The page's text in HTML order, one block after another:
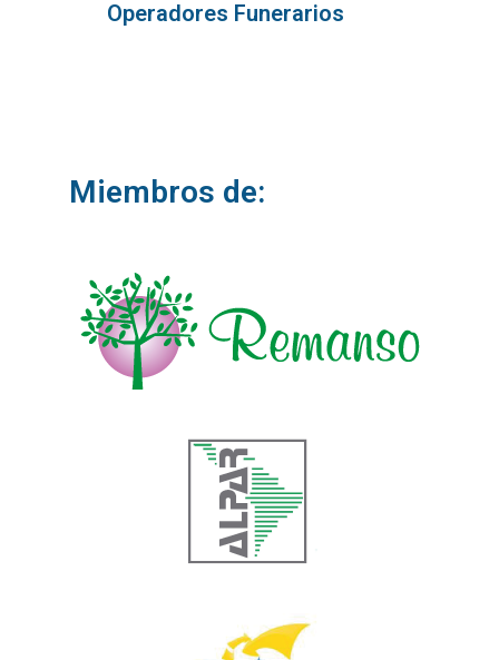
Operadores Funerarios
Miembros de: